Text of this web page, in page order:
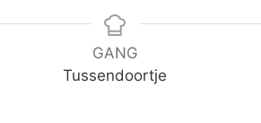
GANG
Tussendoortje